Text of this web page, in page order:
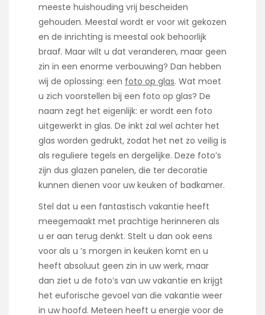
meeste huishouding vrij bescheiden
gehouden. Meestal wordt er voor wit gekozen
en de inrichting is meestal ook behoorlijk
braaf. Maar wilt u dat veranderen, maar geen
zin in een enorme verbouwing? Dan hebben
wij de oplossing: een foto op glas. Wat moet
u zich voorstellen bij een foto op glas? De
naam zegt het eigenlijk: er wordt een foto
uitgewerkt in glas. De inkt zal wel achter het
glas worden gedrukt, zodat het net zo veilig is
als reguliere tegels en dergelijke. Deze foto’s
zijn dus glazen panelen, die ter decoratie
kunnen dienen voor uw keuken of badkamer.
Stel dat u een fantastisch vakantie heeft
meegemaakt met prachtige herinneren als
u er aan terug denkt. Stelt u dan ook eens
voor als u ’s morgen in keuken komt en u
heeft absoluut geen zin in uw werk, maar
dan ziet u de foto’s van uw vakantie en krijgt
het euforische gevoel van die vakantie weer
in uw hoofd. Meteen heeft u energie voor de